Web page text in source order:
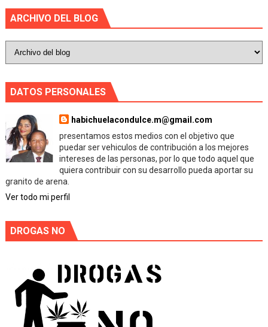
ARCHIVO DEL BLOG
DATOS PERSONALES
habichuelacondulce.m@gmail.com
presentamos estos medios con el objetivo que
puedar ser vehiculos de contribución a los mejores
intereses de las personas, por lo que todo aquel que
quiera contribuir con su desarrollo pueda aportar su
granito de arena.
Ver todo mi perfil
DROGAS NO